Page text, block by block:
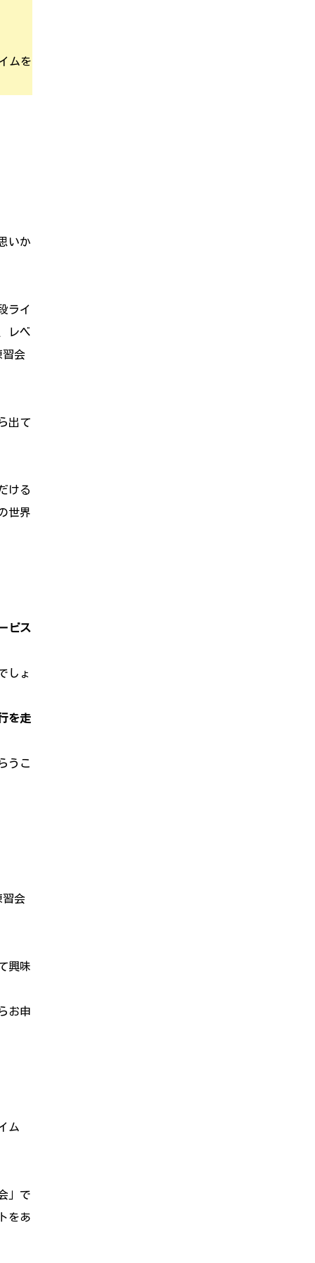
ムを
いか
ライ
レベ
習会
出て
ける
世界
ビス
しょ
を走
うこ
習会
興味
お申
ム
」で
をあ